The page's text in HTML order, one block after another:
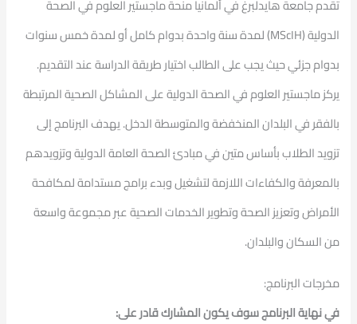
تقدم جامعة هايدلبرغ في ألمانيا منحة ماجستير العلوم في الصحة
الدولية (MScIH) لمدة سنة واحدة بدوام كامل أو لمدة خمس سنوات
بدوام جزئي حيث يجب على الطالب اختيار طريقة الدراسة عند التقديم.
يركز ماجستير العلوم في الصحة الدولية على المشاكل الصحية المرتبطة
بالفقر في البلدان المنخفضة والمتوسطة الدخل. يهدف البرنامج إلى
تزويد الطلاب بأساس متين في مبادئ الصحة العامة الدولية وتزويدهم
بالمعرفة والكفاءات اللازمة لتشغيل وبدء برامج مستدامة لمكافحة
الأمراض وتعزيز الصحة وتطوير الخدمات الصحية عبر مجموعة واسعة
من السكان والبلدان.
مخرجات البرنامج:
في نهاية البرنامج سوف يكون المشارك قادر على: